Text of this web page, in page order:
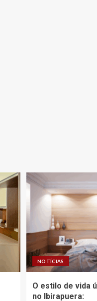
NOTÍCIAS
O estilo de vida
no Ibirapuera: